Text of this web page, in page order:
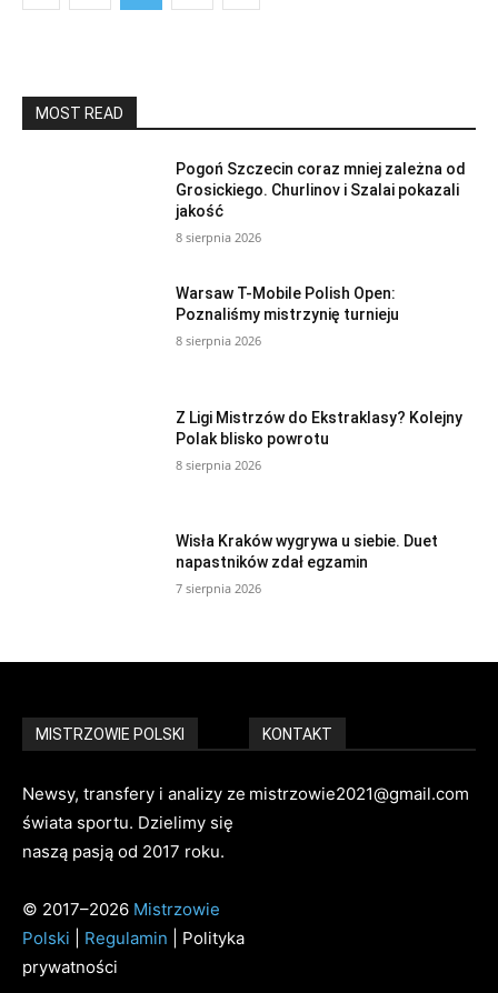
MOST READ
Pogoń Szczecin coraz mniej zależna od
Grosickiego. Churlinov i Szalai pokazali
jakość
8 sierpnia 2026
Warsaw T-Mobile Polish Open:
Poznaliśmy mistrzynię turnieju
8 sierpnia 2026
Z Ligi Mistrzów do Ekstraklasy? Kolejny
Polak blisko powrotu
8 sierpnia 2026
Wisła Kraków wygrywa u siebie. Duet
napastników zdał egzamin
7 sierpnia 2026
MISTRZOWIE POLSKI
Newsy, transfery i analizy ze
świata sportu. Dzielimy się
naszą pasją od 2017 roku.
© 2017–2026 Mistrzowie
Polski
Regulamin | Polityka
prywatności
KONTAKT
mistrzowie2021@gmail.com